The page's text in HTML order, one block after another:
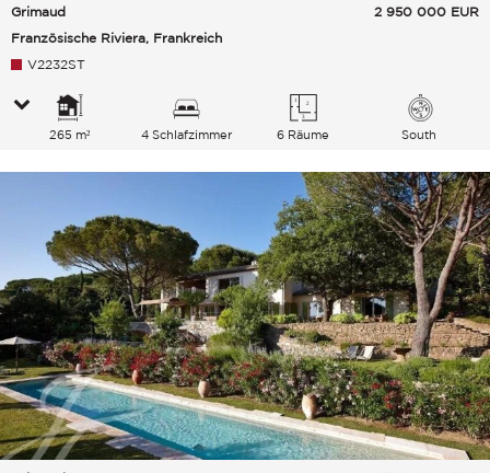
Grimaud
Französische Riviera, Frankreich
2 950 000 EUR
V2232ST
265 m² 4 Schlafzimmer 6 Räume South